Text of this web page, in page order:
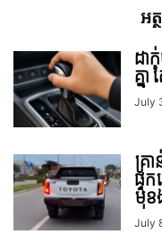
អ
ដា
គ្ន
July
គ្រ
ផ្ទុ
មុខ
July